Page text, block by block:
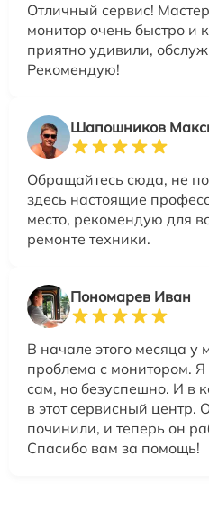
Отличный сервис!
монитор очень быстро и
приятно удивили,
Рекомендую!
Шапошников
Обращайтесь сюда, не
здесь настоящие
место, рекомендую для
ремонте техники.
Пономарев Иван
В начале этого месяца у
проблема с монитором.
сам, но безуспешно. И в
в этот сервисный центр.
починили, и теперь он
Спасибо вам за помощь!